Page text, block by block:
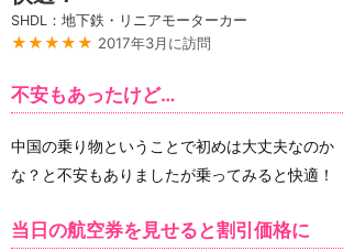
SHDL：地下鉄・リニアモーターカー
★★★★★ 2017年3月に訪問
不安もあったけど…
中国の乗り物ということで初めは大丈夫なのか
な？と不安もありましたが乗ってみると快適！
当日の航空券を見せると割引価格に